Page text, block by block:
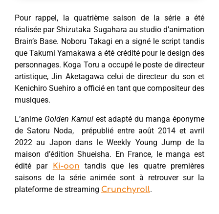
Pour rappel, la quatrième saison de la série a été
réalisée par Shizutaka Sugahara au studio d’animation
Brain’s Base. Noboru Takagi en a signé le script tandis
que Takumi Yamakawa a été crédité pour le design des
personnages. Koga Toru a occupé le poste de directeur
artistique, Jin Aketagawa celui de directeur du son et
Kenichiro Suehiro a officié en tant que compositeur des
musiques.
L’anime Golden Kamuiest adapté du manga éponyme
de Satoru Noda, prépublié entre août 2014 et avril
2022 au Japon dans le Weekly Young Jump de la
maison d’édition Shueisha. En France, le manga est
édité par
Ki-oon tandis que les quatre premières
saisons de la série animée sont à retrouver sur la
plateforme de streaming Crunchyroll.